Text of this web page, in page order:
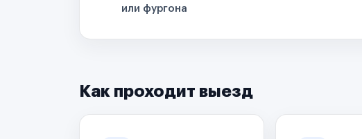
или фургона
Как проходит выезд